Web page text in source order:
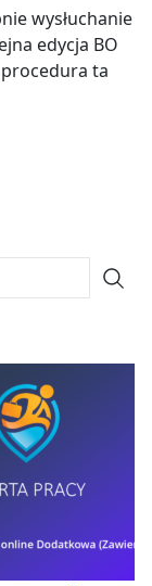
wysłuchanie
edycja BO
ta